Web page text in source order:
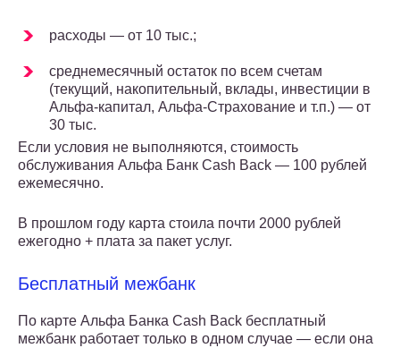
расходы — от 10 тыс.;
среднемесячный остаток по всем счетам
(текущий, накопительный, вклады, инвестиции в
Альфа-капитал, Альфа-Страхование и т.п.) — от
30 тыс.
Если условия не выполняются, стоимость
обслуживания Альфа Банк Cash Back — 100 рублей
ежемесячно.
В прошлом году карта стоила почти 2000 рублей
ежегодно + плата за пакет услуг.
Бесплатный межбанк
По карте Альфа Банка Cash Back бесплатный
межбанк работает только в одном случае — если она